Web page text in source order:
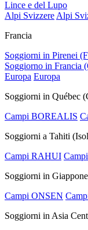
Lince e del Lupo
Alpi SvizzereAlpi
Francia
Soggiorni in Pirenei
Soggiorno in Francia
Europa Europa
Soggiorni in Québec
Campi BOREALIS
Soggiorni a Tahiti
Campi RAHUI
Soggiorni in
Campi ONSEN
Soggiorni in Asia